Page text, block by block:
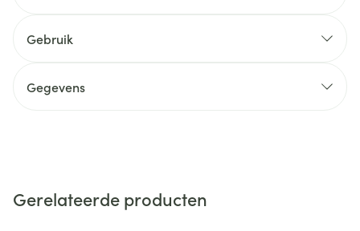
Gebruik
Gegevens
Gerelateerde producten